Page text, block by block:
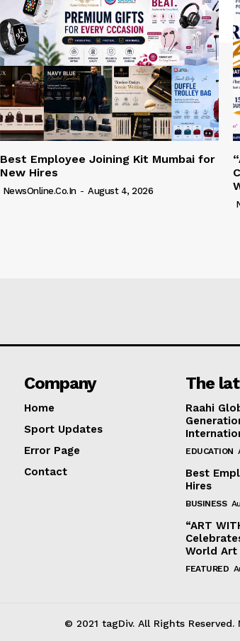
Best Employee Joining Kit Mumbai for
New Hires
NewsOnline.co.in - August 4, 2026
Company
Home
Sport Updates
Error Page
Contact
The
Raahi
EDUCATION
Best
Hires
BUSINESS
“ART
World Art
FEATURED
© 2021 tagDiv. All Rights